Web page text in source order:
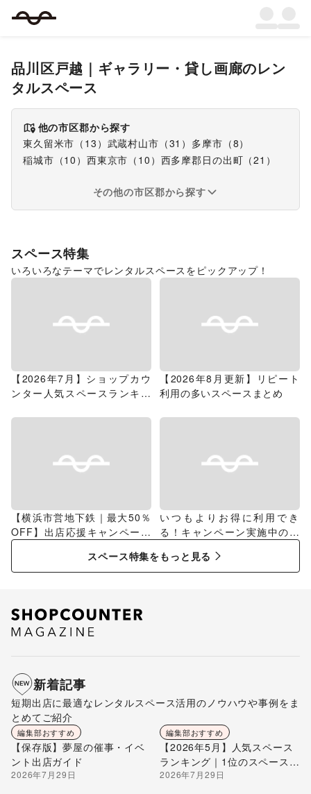
品川区戸越 ｜ ギャラリー・貸し画廊のレン
タルスペース
他の市区郡から探す
東久留米市 （ 13 ） 武蔵村山市 （31 ） 多摩市 （8）
稲城市 （10 ） 西東京市 （ 10 ） 西多摩郡日の出町 （21 ）
その他の市区郡から探す
スペース特集
いろいろなテーマでレンタルスペースをピックアップ！
【2026年7月】ショップカウ
ンター人気スペースランキン
【2026年8月更新】リピート
利用の多いスペースまとめ
【横浜市営地下鉄｜最大50％
OFF】出店応援キャンペーン
特集
いつもよりお得に利用でき
る！キャンペーン実施中のス
スペース特集をもっと見る
新着記事
短期出店に最適なレンタルスペース活用のノウハウや事例をま
とめてご紹介
編集部おすすめ
【保存版】夢屋の催事・イベ
ント出店ガイド
2026年7月29日
編集部おすすめ
【2026年5月】人気スペース
ランキング｜1位のスペースを
編集部が解説
2026年7月29日